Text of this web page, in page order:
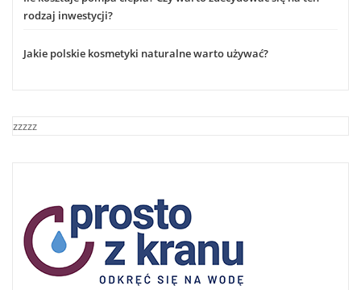
rodzaj inwestycji?
Jakie polskie kosmetyki naturalne warto używać?
zzzzz